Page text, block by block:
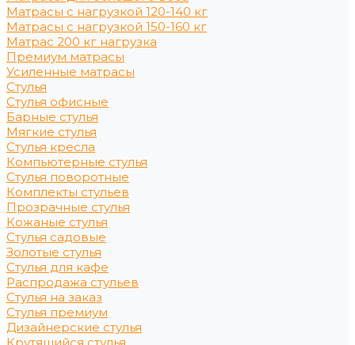
Матрасы с нагрузкой 120-140 кг
Матрасы с нагрузкой 150-160 кг
Матрас 200 кг нагрузка
Премиум матрасы
Усиленные матрасы
Стулья
Стулья офисные
Барные стулья
Мягкие стулья
Стулья кресла
Компьютерные стулья
Стулья поворотные
Комплекты стульев
Прозрачные стулья
Кожаные стулья
Стулья садовые
Золотые стулья
Стулья для кафе
Распродажа стульев
Стулья на заказ
Стулья премиум
Дизайнерские стулья